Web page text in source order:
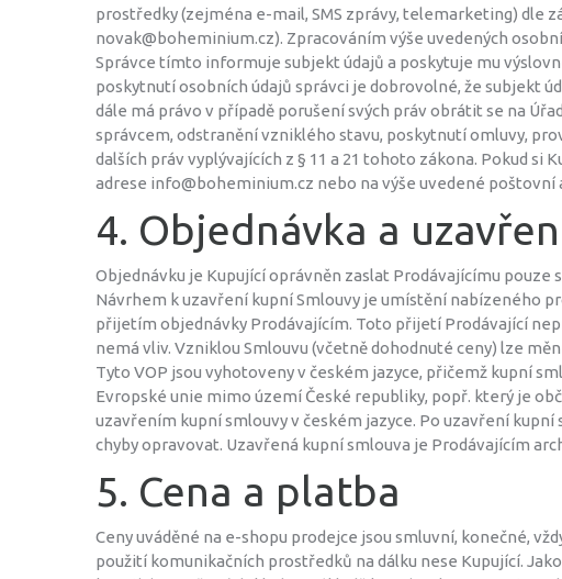
prostředky (zejména e-mail, SMS zprávy, telemarketing) dle
novak@boheminium.cz). Zpracováním výše uvedených
Správce tímto informuje subjekt údajů a poskytuje mu
poskytnutí osobních údajů správci je dobrovolné, že subjekt
dále má právo v případě porušení svých práv obrátit se na
správcem, odstranění vzniklého stavu, poskytnutí omluvy,
dalších práv vyplývajících z § 11 a 21 tohoto zákona. Pokud
adrese info@boheminium.cz nebo na výše uvedené poštovní
4. Objednávka a
Objednávku je Kupující oprávněn zaslat Prodávajícímu pouze
Návrhem k uzavření kupní Smlouvy je umístění nabízeného
přijetím objednávky Prodávajícím. Toto přijetí Prodávající
nemá vliv. Vzniklou Smlouvu (včetně dohodnuté ceny) lze
Tyto VOP jsou vyhotoveny v českém jazyce, přičemž kupní
Evropské unie mimo území České republiky, popř. který je
uzavřením kupní smlouvy v českém jazyce. Po uzavření
chyby opravovat. Uzavřená kupní smlouva je Prodávajícím
5. Cena a platba
Ceny uváděné na e-shopu prodejce jsou smluvní, konečné,
použití komunikačních prostředků na dálku nese Kupující.